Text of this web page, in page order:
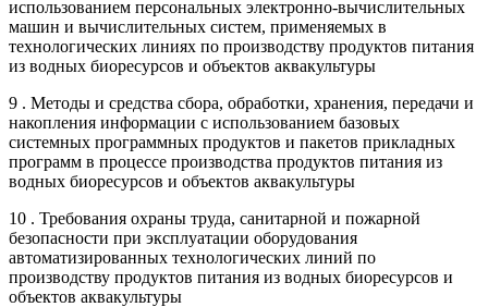
использованием персональных электронно-вычислительных
машин и вычислительных систем, применяемых в
технологических линиях по производству продуктов питания
из водных биоресурсов и объектов аквакультуры
9 . Методы и средства сбора, обработки, хранения, передачи и
накопления информации с использованием базовых
системных программных продуктов и пакетов прикладных
программ в процессе производства продуктов питания из
водных биоресурсов и объектов аквакультуры
10 . Требования охраны труда, санитарной и пожарной
безопасности при эксплуатации оборудования
автоматизированных технологических линий по
производству продуктов питания из водных биоресурсов и
объектов аквакультуры